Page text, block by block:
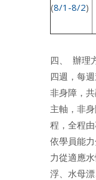
(8/1-8/2)
四、 辦理
四週，每
非身障，
主軸，非
程，全程
依學員能
力從適應
浮、水母